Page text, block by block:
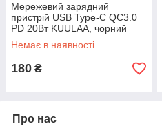
Мережевий зарядний
пристрій USB Type-C QC3.0
PD 20Вт KUULAA, чорний
Немає в наявності
180 ₴
Про нас